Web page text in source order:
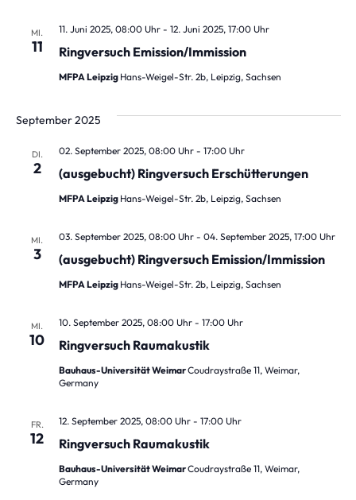
MI.
11 Ringversuch Emission/Immission
11. Juni 2025, 08:00 Uhr- 12. Juni 2025, 17:00 Uhr
MFPA Leipzig Hans-Weigel-Str. 2b, Leipzig, Sachsen
September 2025
DI.
2 (ausgebucht) Ringversuch Erschütterungen
02. September 2025, 08:00 Uhr- 17:00 Uhr
MFPA Leipzig Hans-Weigel-Str. 2b, Leipzig, Sachsen
MI.
3 (ausgebucht) Ringversuch Emission/Immission
03. September 2025, 08:00 Uhr- 04. September 2025, 17:00 Uhr
MFPA Leipzig Hans-Weigel-Str. 2b, Leipzig, Sachsen
MI.
10 Ringversuch Raumakustik
10. September 2025, 08:00 Uhr- 17:00 Uhr
Bauhaus-Universität WeimarCoudraystraße 11, Weimar,
Germany
FR.
12 Ringversuch Raumakustik
12. September 2025, 08:00 Uhr- 17:00 Uhr
Bauhaus-Universität WeimarCoudraystraße 11, Weimar,
Germany